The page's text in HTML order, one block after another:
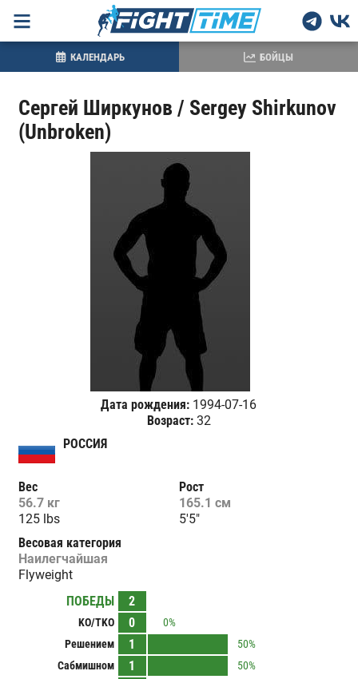
Сергей Ширкунов / Sergey Shirkunov
(Unbroken)
Дата рождения: 1994-07-16
Возраст:32
РОССИЯ
Вес
56.7 кг
125 lbs
Рост
165.1 см
5'5"
Весовая категория
Наилегчайшая
Flyweight
ПОБЕДЫ
2
KO/TKO 0
0%
Решением
1
50%
Сабмишном
1
50%
КАЛЕНДАРЬ БОЙЦЫ